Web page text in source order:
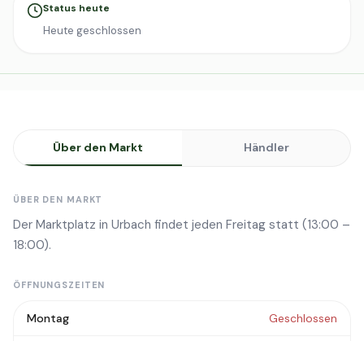
Status heute
Heute geschlossen
Über den Markt Händler
ÜBER DEN MARKT
Der Marktplatz in Urbach findet jeden Freitag statt (13:00 –
18:00).
ÖFFNUNGSZEITEN
Montag Geschlossen